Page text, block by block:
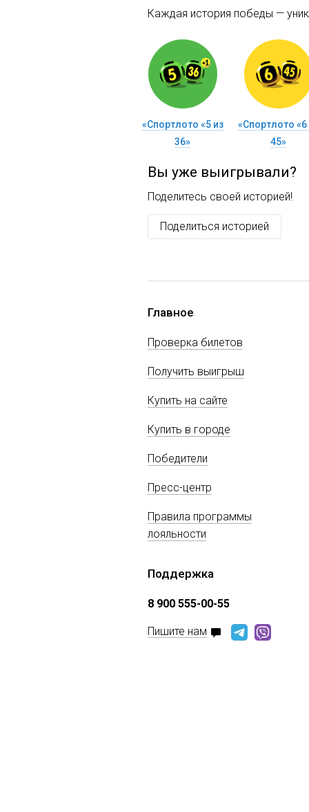
Каждая история победы —
«Спортлото «5 из
36»
«Спортлото «6
45»
Вы уже выигрывали?
Поделитесь своей историей!
Поделиться историей
Главное
Проверка билетов
Получить выигрыш
Купить на сайте
Купить в городе
Победители
Пресс-центр
Правила программы
лояльности
Поддержка
8 900 555-00-55
Пишите нам